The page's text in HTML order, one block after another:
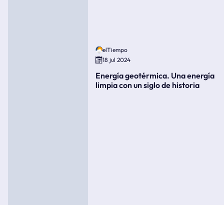
elTiempo
18 jul 2024
Energía geotérmica. Una energía
limpia con un siglo de historia